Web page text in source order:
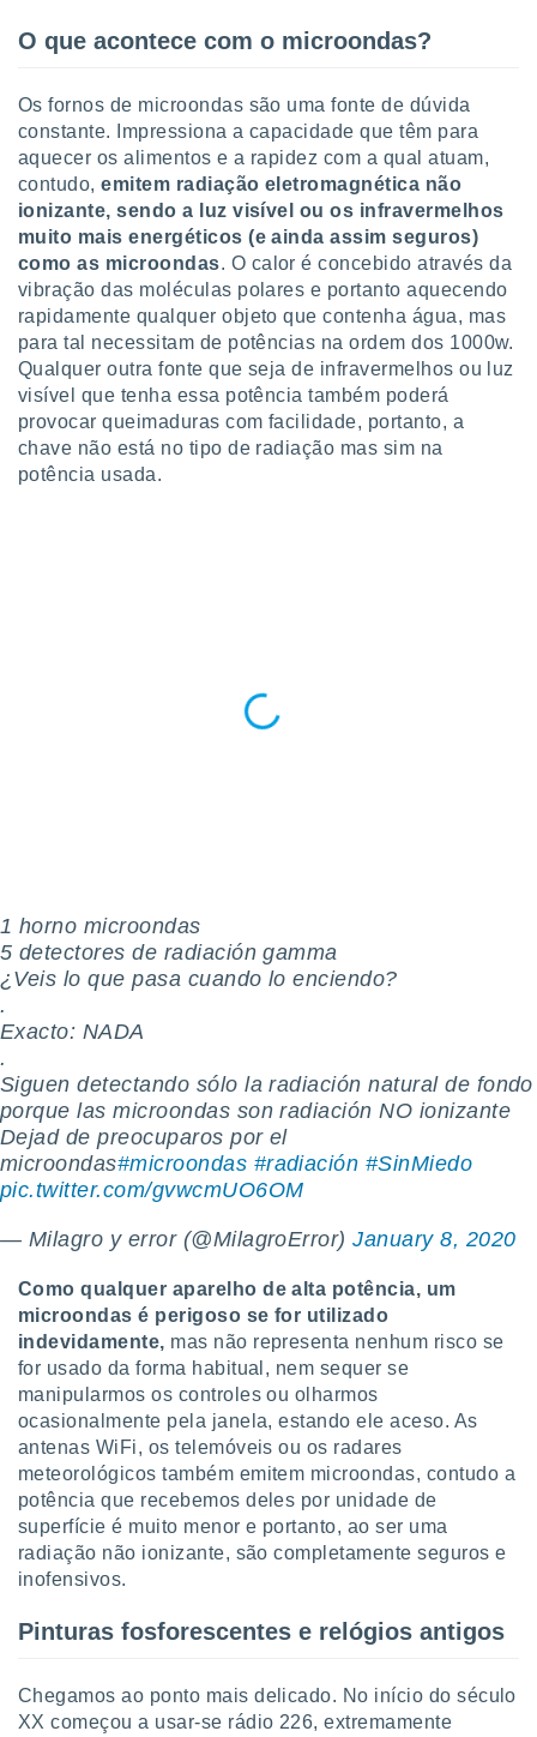
a
a
cookies,
a
site
caso,
de que
para
navegação
não
nós e
únicos
para
como a
sitio
IP e
de
possam
com
qual se
tal,
seu
ou opor-
qualquer
em “
de
O que acontece com o microondas?
Os fornos de microondas são uma fonte de dúvida
constante. Impressiona a capacidade que têm para
aquecer os alimentos e a rapidez com a qual atuam,
contudo,emitem radiação eletromagnética não
ionizante, sendo a luz visível ou os infravermelhos
muito mais energéticos (e ainda assim seguros)
como as microondas. O calor é concebido através da
vibração das moléculas polares e portanto aquecendo
rapidamente qualquer objeto que contenha água, mas
para tal necessitam de potências na ordem dos 1000w.
Qualquer outra fonte que seja de infravermelhos ou luz
visível que tenha essa potência também poderá
provocar queimaduras com facilidade, portanto, a
chave não está no tipo de radiação mas sim na
potência usada.
1 horno microondas
5 detectores de radiación gamma
¿Veis lo que pasa cuando lo enciendo?
.
Exacto: NADA
.
Siguen detectando sólo la radiación natural de fondo
porque las microondas son radiación NO ionizante
Dejad de preocuparos por el
microondas#microondas #radiación #SinMiedo
pic.twitter.com/gvwcmUO6OM
— Milagro y error (@MilagroError)January 8, 2020
Como qualquer aparelho de alta potência, um
microondas é perigoso se for utilizado
indevidamente, mas não representa nenhum risco se
for usado da forma habitual, nem sequer se
manipularmos os controles ou olharmos
ocasionalmente pela janela, estando ele aceso. As
antenas WiFi, os telemóveis ou os radares
meteorológicos também emitem microondas, contudo a
potência que recebemos deles por unidade de
superfície é muito menor e portanto, ao ser uma
radiação não ionizante, são completamente seguros e
inofensivos.
Pinturas fosforescentes e relógios antigos
Chegamos ao ponto mais delicado. No início do século
XX começou a usar-se rádio 226, extremamente